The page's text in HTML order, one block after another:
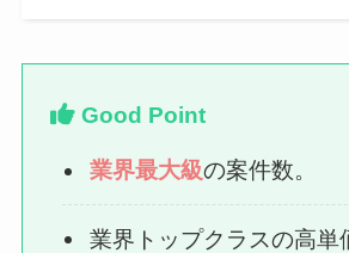
Good Point
業界最大級の案件数。
業界トップクラスの高単